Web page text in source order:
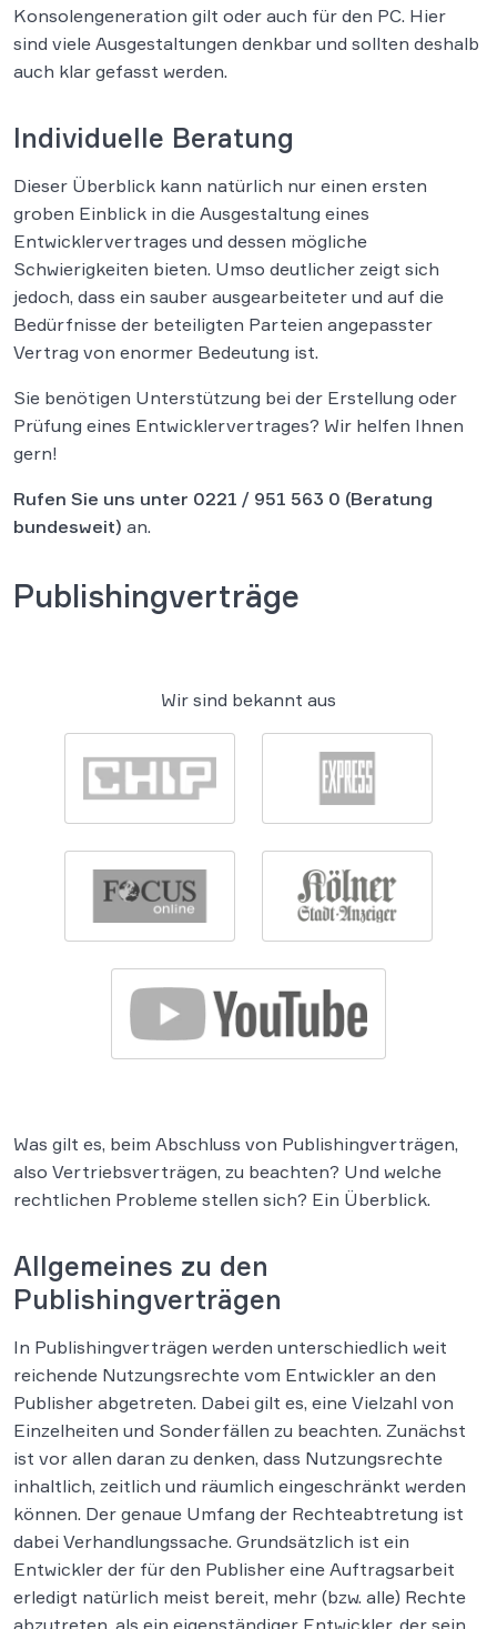
Konsolengeneration gilt oder auch für den PC. Hier
sind viele Ausgestaltungen denkbar und sollten deshalb
auch klar gefasst werden.
Individuelle Beratung
Dieser Überblick kann natürlich nur einen ersten
groben Einblick in die Ausgestaltung eines
Entwicklervertrages und dessen mögliche
Schwierigkeiten bieten. Umso deutlicher zeigt sich
jedoch, dass ein sauber ausgearbeiteter und auf die
Bedürfnisse der beteiligten Parteien angepasster
Vertrag von enormer Bedeutung ist.
Sie benötigen Unterstützung bei der Erstellung oder
Prüfung eines Entwicklervertrages? Wir helfen Ihnen
gern!
Rufen Sie uns unter 0221 / 951 563 0 (Beratung
bundesweit) an.
Publishingverträge
Wir sind bekannt aus
Was gilt es, beim Abschluss von Publishingverträgen,
also Vertriebsverträgen, zu beachten? Und welche
rechtlichen Probleme stellen sich? Ein Überblick.
Allgemeines zu den
Publishingverträgen
In Publishingverträgen werden unterschiedlich weit
reichende Nutzungsrechte vom Entwickler an den
Publisher abgetreten. Dabei gilt es, eine Vielzahl von
Einzelheiten und Sonderfällen zu beachten. Zunächst
ist vor allen daran zu denken, dass Nutzungsrechte
inhaltlich, zeitlich und räumlich eingeschränkt werden
können. Der genaue Umfang der Rechteabtretung ist
dabei Verhandlungssache. Grundsätzlich ist ein
Entwickler der für den Publisher eine Auftragsarbeit
erledigt natürlich meist bereit, mehr (bzw. alle) Rechte
abzutreten, als ein eigenständiger Entwickler, der sein